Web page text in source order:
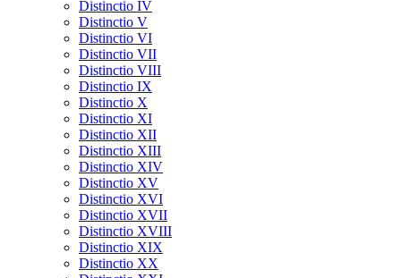
Distinctio IV
Distinctio V
Distinctio VI
Distinctio VII
Distinctio VIII
Distinctio IX
Distinctio X
Distinctio XI
Distinctio XII
Distinctio XIII
Distinctio XIV
Distinctio XV
Distinctio XVI
Distinctio XVII
Distinctio XVIII
Distinctio XIX
Distinctio XX